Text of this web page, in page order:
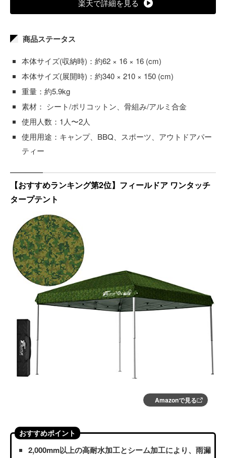
楽天で詳細を見る
商品ステータス
本体サイズ(収納時)：約62 × 16 × 16 (cm)
本体サイズ(展開時)：約340 × 210 × 150 (cm)
重量：約5.9kg
素材： シート/ポリコットン、骨組み/アルミ合金
使用人数：1人〜2人
使用用途：キャンプ、BBQ、スポーツ、アウトドアパー
ティー
【おすすめランキング第2位】フィールドア ワンタッチ
タープテント
Amazonで見る
おすすめポイント
2,000mm以上の高耐水加工とシーム加工により、雨漏